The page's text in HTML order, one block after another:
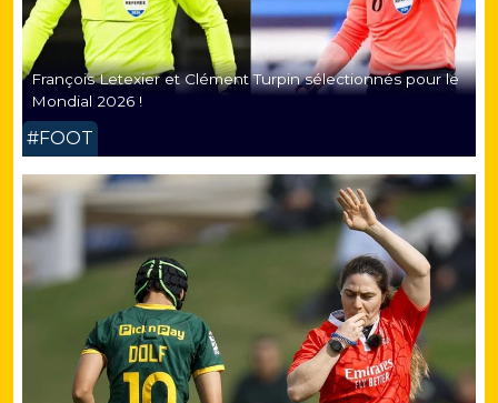
François Letexier et Clément Turpin sélectionnés pour le
Mondial 2026 !
#FOOT